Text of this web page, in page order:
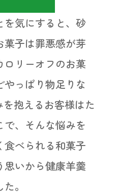
を気にすると、砂
子は罪悪感が芽
ロリーオフのお菓
っぱり物足りな
抱えるお客様はた
で、そんな悩みを
食べられる和菓子
思いから健康羊羹
。